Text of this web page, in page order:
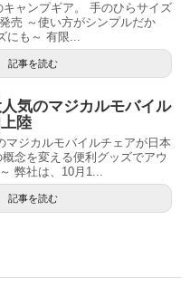
キャンプギア。 手のひらサイズ
売 ～使い方がシンプルだか
にも～ 有限...
記事を読む
気のマジカルモバイル
陸
マジカルモバイルチェアが日本
念を変える便利グッズでアウ
弊社は、10月1...
記事を読む